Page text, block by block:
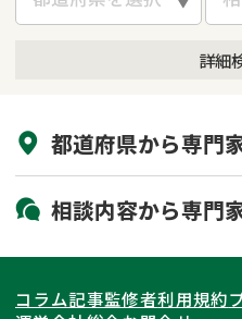
詳細
初回相談無料
都道府県から専門
北海道・東北
北海道
関東
相談内容から専門
相続登記
コラム記事監修者利用規約